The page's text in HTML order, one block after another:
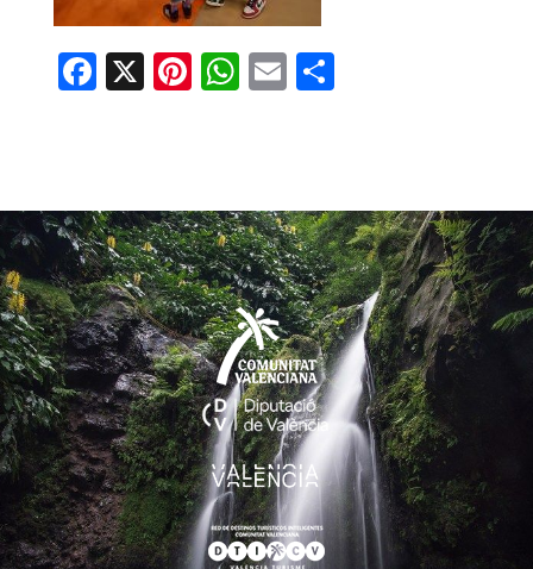
Facebook
X Pinterest
WhatsApp
EmailShare